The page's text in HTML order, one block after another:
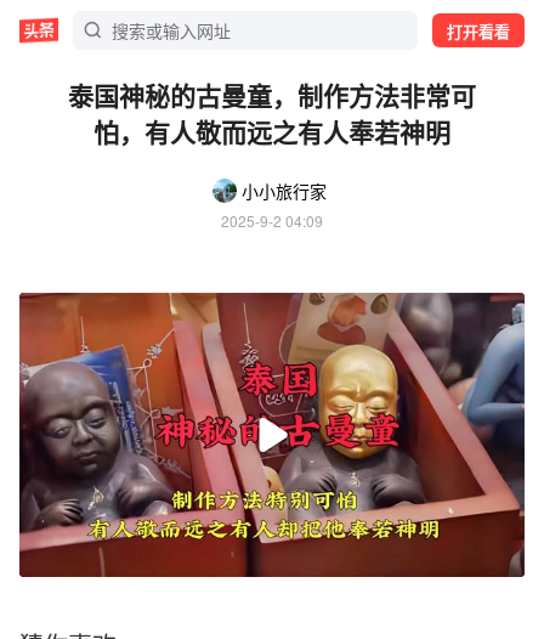
打开看看
泰国神秘的古曼童，制作方法非常可
怕，有人敬而远之有人奉若神明
小小旅行家
2025-9-2 04:09